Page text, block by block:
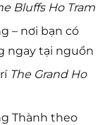
Bluffs Ho Tram
– nơi bạn có
ngay tại nguồn
The Grand Ho
Thành theo